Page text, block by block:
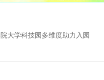
大学科技园多维度助力入园